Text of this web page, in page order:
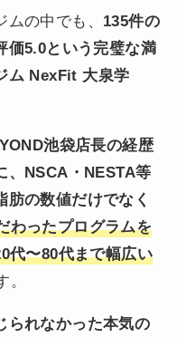
の中でも、 135件の
価5.0という完璧な満
ム NexFit 大泉学
池袋店長の経歴
、NSCA・NESTA等
の数値だけでなく
わったプログラムを
代〜80代まで幅広い
。
られなかった本気の